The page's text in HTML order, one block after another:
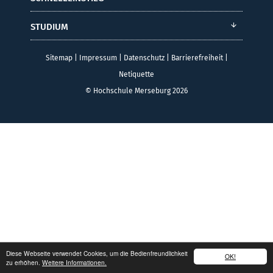
OK!
Diese Webseite verwendet Cookies, um die Bedienfreundlichkeit
zu erhöhen. Weitere Informationen.
STUDIUM
Sitemap| Impressum| Datenschutz| Barrierefreiheit|
Netiquette
© Hochschule Merseburg 2026